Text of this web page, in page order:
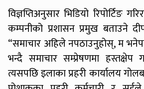
विज्ञप्तिअनुसार भिडियो रिपोर्टिङ
कम्पनीको प्रशासन प्रमुख बताउने
“समाचार अहिले नपठाउनुहोस्, म
भन्दै समाचार सम्प्रेषणमा हस्तक्षेप
त्यसपछि इलाका प्रहरी कार्यालय